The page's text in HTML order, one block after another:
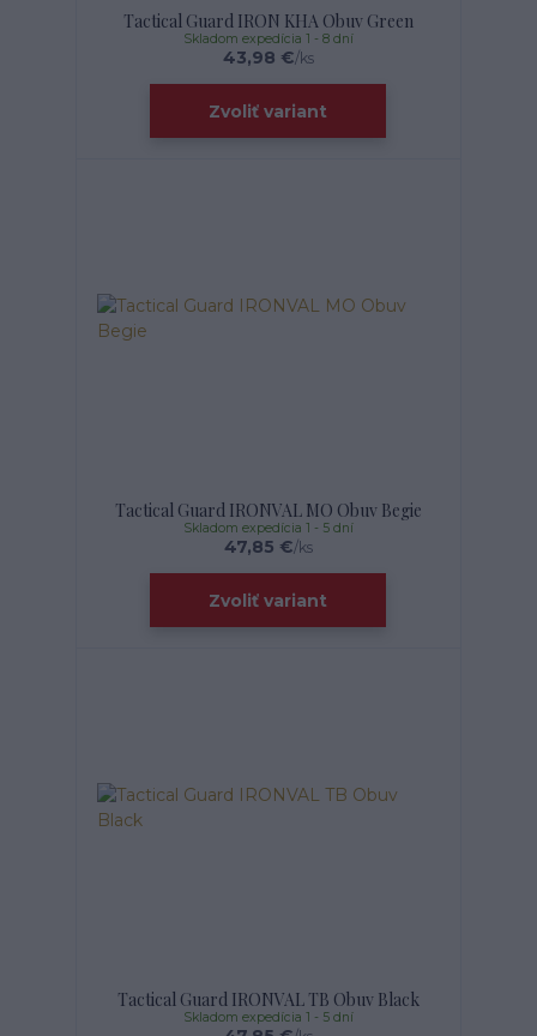
Tactical Guard IRON KHA Obuv Green
43,98 €/ks
Skladom expedícia 1 - 8 dní
Zvoliť variant
Tactical Guard IRONVAL MO Obuv Begie
47,85 €/ks
Skladom expedícia 1 - 5 dní
Zvoliť variant
Tactical Guard IRONVAL TB Obuv Black
Skladom expedícia 1 - 5 dní